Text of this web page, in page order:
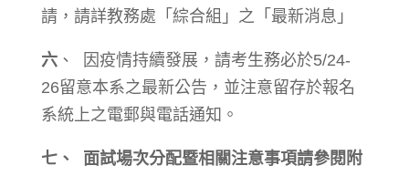
請，請詳教務處「綜合組」之「最新消息」
六、 因疫情持續發展，請考生務必於5/24-
26留意本系之最新公告，並注意留存於報名
系統上之電郵與電話通知。
七、 面試場次分配暨相關注意事項請參閱附